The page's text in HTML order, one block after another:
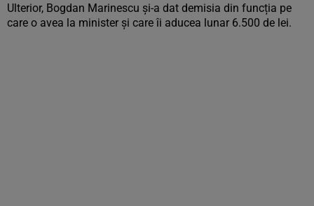
Ulterior, Bogdan Marinescu și-a dat demisia din funcția pe
care o avea la minister și care îi aducea lunar 6.500 de lei.